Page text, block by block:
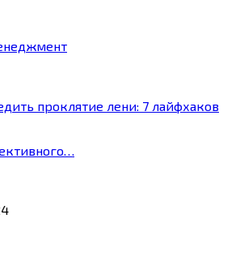
проклятие лени: 7 лайфхаков